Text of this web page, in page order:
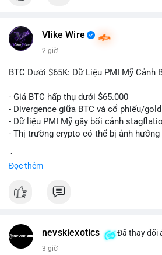
#vlikevn #titanbot
📰 Nguồn: Cointelegraph
Vlike Wire
2 giờ
BTC Dưới $65K: Dữ Liệu PMI Mỹ Cảnh
- Giá BTC hấp thụ dưới $65.000
- Divergence giữa BTC và cổ phiếu/gold
- Dữ liệu PMI Mỹ gây bối cảnh
- Thị trường crypto có thể bị ảnh
Đọc thêm
nevskiexotics Đã thay đổi
3 giờ